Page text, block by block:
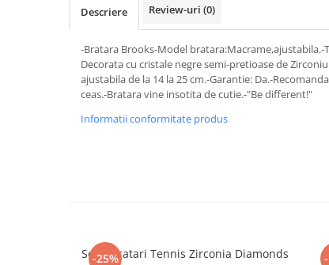
Descriere Review-uri (0)
-Bratara Brooks-Model
Decorata cu cristale negre semi-pretioase de
ajustabila de la 14 la 25 cm.-Garantie: Da.-
ceas.-Bratara vine insotita de cutie.-"Be different!"
Informatii conformitate produs
-25%
Set 5 Bratari Tennis Zirconia Diamonds